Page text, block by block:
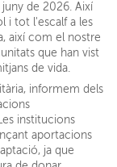
de 2026. Així
i tot l'escalf a les
així com el nostre
que han vist
de vida.
informem dels
institucions
aportacions
ja que